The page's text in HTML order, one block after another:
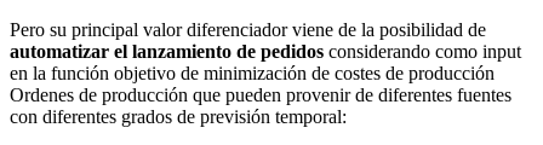
Pero su principal valor diferenciador viene de la posibilidad de
automatizar el lanzamiento de pedidos considerando como input
en la función objetivo de minimización de costes de producción
Ordenes de producción que pueden provenir de diferentes fuentes
con diferentes grados de previsión temporal: